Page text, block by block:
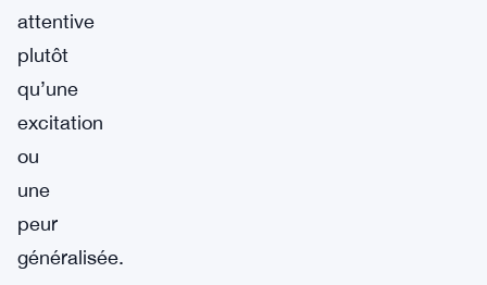
attentive
plutôt
qu’une
excitation
ou
une
peur
généralisée.